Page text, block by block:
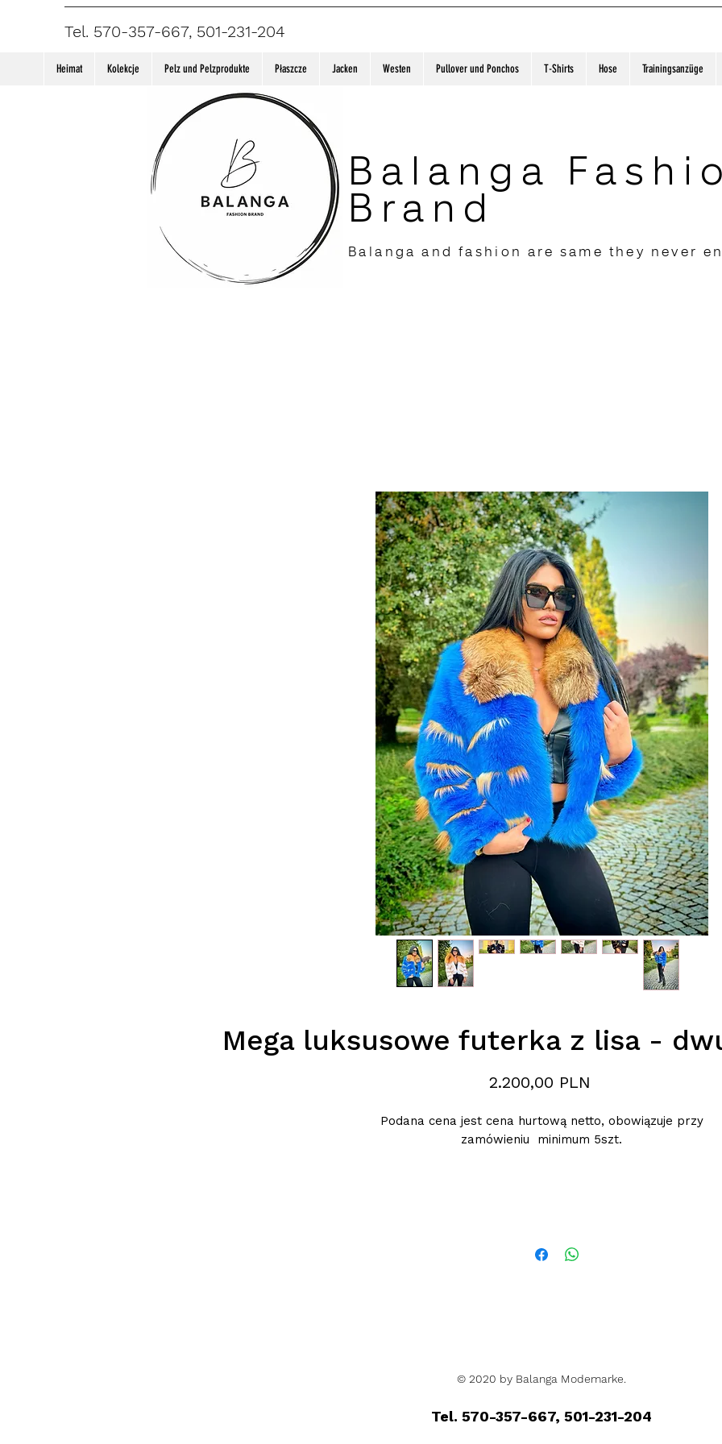
Tel. 570-357-667, 501-231-204
Heimat Kolekcje Pelz und Pelzprodukte Płaszcze Jacken Westen Pullover und Ponchos T-Shirts Hose Trainingsanzüge
Balanga
Brand
Balanga and fashion are same they never
Mega luksusowe futerka z lisa -
2.200,00 PLN
Podana cena jest cena hurtową netto, obowiązuje przy
zamówieniu minimum 5szt.
© 2020 by Balanga Modemarke.
Tel. 570-357-667, 501-231-204